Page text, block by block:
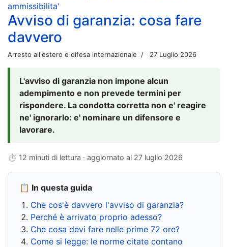
ammissibilita'
Avviso di garanzia: cosa fare
davvero
Arresto all'estero e difesa internazionale 27 Luglio 2026
L'avviso di garanzia non impone alcun
adempimento e non prevede termini per
rispondere. La condotta corretta non e' reagire
ne' ignorarlo: e' nominare un difensore e
lavorare.
⏱ 12 minuti di lettura · aggiornato al 27 luglio 2026
📋 In questa guida
Che cos'è davvero l'avviso di garanzia?
Perché è arrivato proprio adesso?
Che cosa devi fare nelle prime 72 ore?
Come si legge: le norme citate contano